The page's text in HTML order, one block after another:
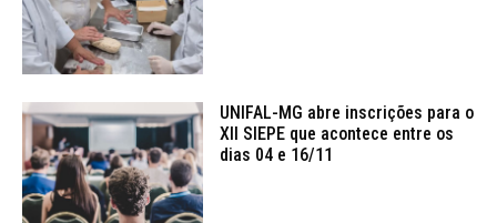
UNIFAL-MG abre inscrições para o
XII SIEPE que acontece entre os
dias 04 e 16/11